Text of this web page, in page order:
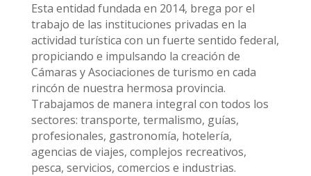
Esta entidad fundada en 2014, brega por el
trabajo de las instituciones privadas en la
actividad turística con un fuerte sentido federal,
propiciando e impulsando la creación de
Cámaras y Asociaciones de turismo en cada
rincón de nuestra hermosa provincia.
Trabajamos de manera integral con todos los
sectores: transporte, termalismo, guías,
profesionales, gastronomía, hotelería,
agencias de viajes, complejos recreativos,
pesca, servicios, comercios e industrias.